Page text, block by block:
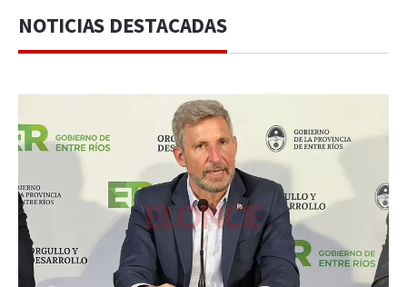
NOTICIAS DESTACADAS